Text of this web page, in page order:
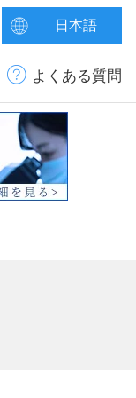
日本語
よくある質問